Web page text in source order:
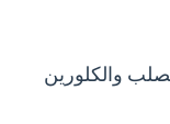
والكلورين